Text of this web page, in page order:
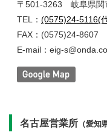
〒501-3263 岐阜県関
TEL： (0575)24-5116(
FAX：(0575)24-8607
E-mail：eig-
名古屋営業所 （愛知